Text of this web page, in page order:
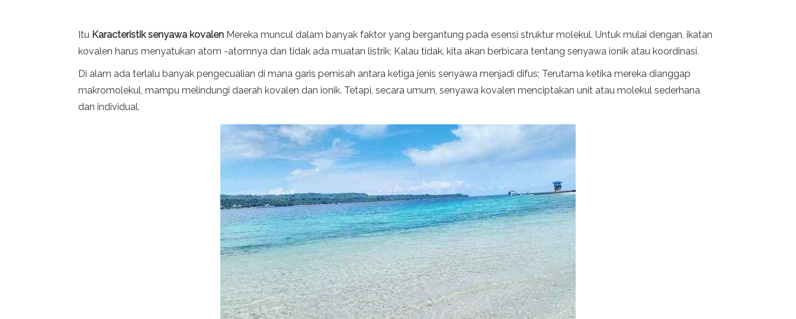
Itu Karacteristik senyawa kovalen Mereka muncul dalam banyak faktor yang bergantung pada esensi struktur molekul. Untuk mulai dengan, ikatan
kovalen harus menyatukan atom -atomnya dan tidak ada muatan listrik; Kalau tidak, kita akan berbicara tentang senyawa ionik atau koordinasi.
Di alam ada terlalu banyak pengecualian di mana garis pemisah antara ketiga jenis senyawa menjadi difus; Terutama ketika mereka dianggap
makromolekul, mampu melindungi daerah kovalen dan ionik. Tetapi, secara umum, senyawa kovalen menciptakan unit atau molekul sederhana
dan individual.